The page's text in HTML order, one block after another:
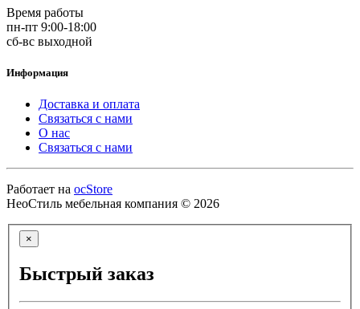
Время работы
пн-пт 9:00-18:00
сб-вс выходной
Информация
Доставка и оплата
Связаться с нами
О нас
Связаться с нами
Работает на ocStore
НеоСтиль мебельная компания © 2026
×
Быстрый заказ